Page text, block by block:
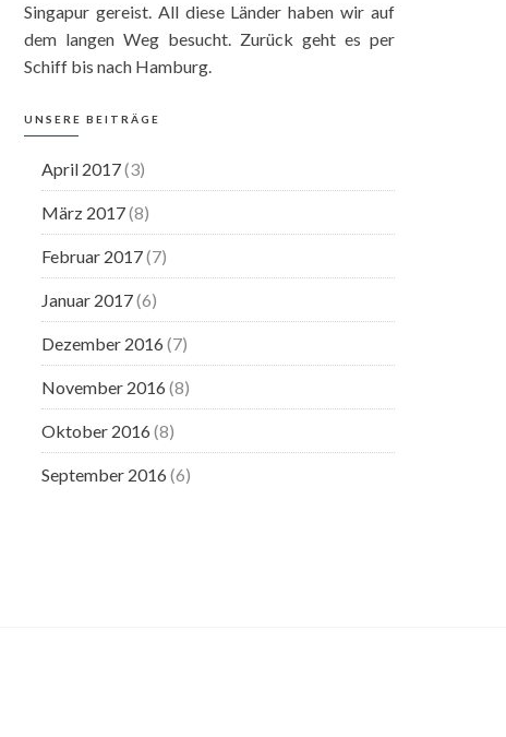
Singapur gereist. All diese Länder haben wir auf
dem langen Weg besucht. Zurück geht es per
Schiff bis nach Hamburg.
UNSERE BEITRÄGE
April 2017(3)
März 2017(8)
Februar 2017(7)
Januar 2017(6)
Dezember 2016 (7)
November 2016 (8)
Oktober 2016 (8)
September 2016 (6)